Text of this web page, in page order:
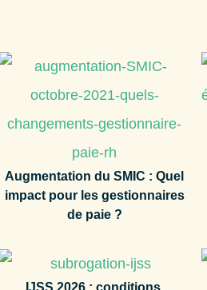
Augmentation du SMIC : Quel
impact pour les gestionnaires
de paie ?